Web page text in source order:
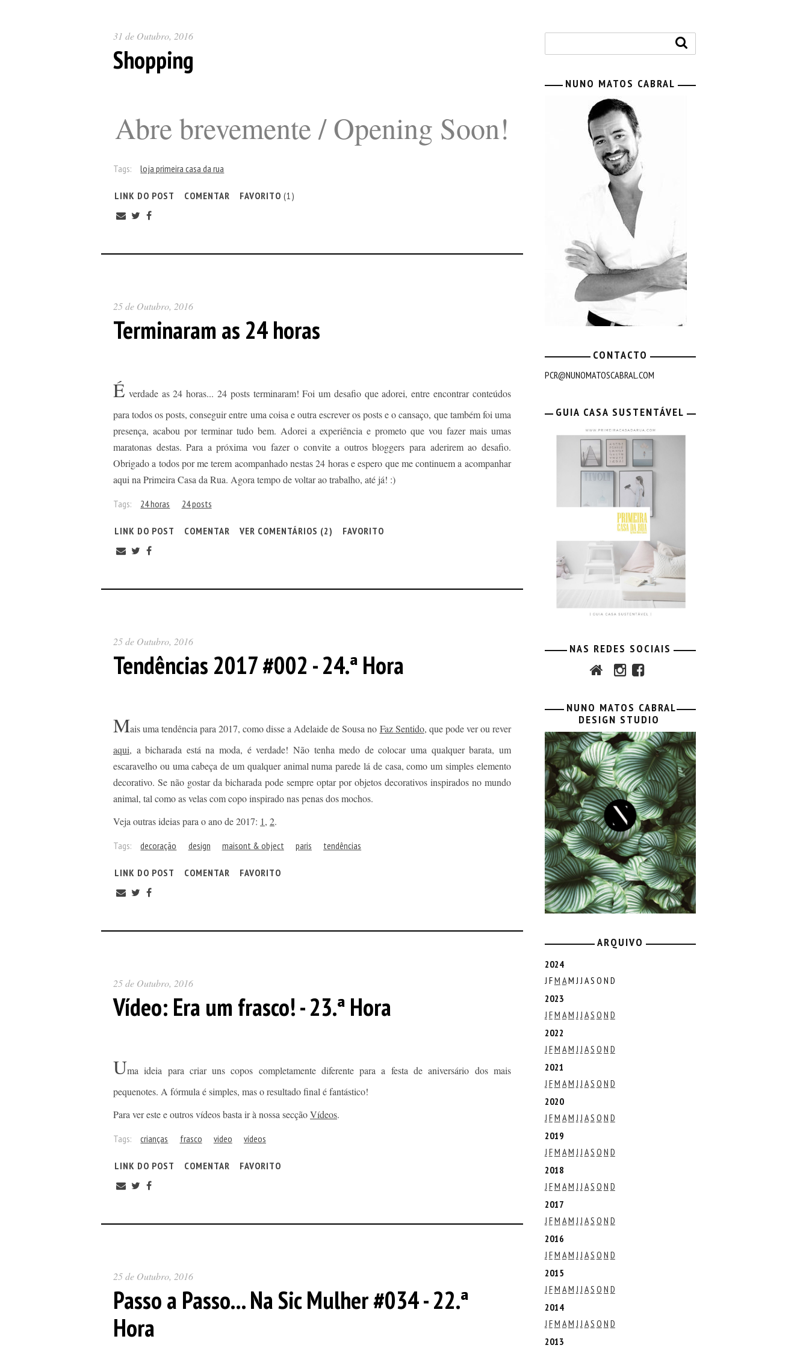
31 de Outubro, 2016
Shopping
Abre brevemente / Opening Soon!
Tags: loja primeira casa da rua
LINK DO POST COMENTAR FAVORITO (1)
25 de Outubro, 2016
Terminaram as 24 horas
É verdade as 24 horas... 24 posts terminaram! Foi um desafio que adorei, entre encontrar conteúdos
para todos os posts, conseguir entre uma coisa e outra escrever os posts e o cansaço, que também foi uma
presença, acabou por terminar tudo bem. Adorei a experiência e prometo que vou fazer mais umas
maratonas destas. Para a próxima vou fazer o convite a outros bloggers para aderirem ao desafio.
Obrigado a todos por me terem acompanhado nestas 24 horas e espero que me continuem a acompanhar
aqui na Primeira Casa da Rua. Agora tempo de voltar ao trabalho, até já! :)
Tags: 24 horas 24 posts
LINK DO POST COMENTAR VER COMENTÁRIOS (2) FAVORITO
25 de Outubro, 2016
Tendências 2017 #002 - 24.ª Hora
Mais uma tendência para 2017, como disse a Adelaide de Sousa no Faz Sentido, que pode ver ou rever
aqui, a bicharada está na moda, é verdade! Não tenha medo de colocar uma qualquer barata, um
escaravelho ou uma cabeça de um qualquer animal numa parede lá de casa, como um simples elemento
decorativo. Se não gostar da bicharada pode sempre optar por objetos decorativos inspirados no mundo
animal, tal como as velas com copo inspirado nas penas dos mochos.
Veja outras ideias para o ano de 2017: 1, 2.
Tags: decoração design maisont & object paris tendências
LINK DO POST COMENTAR FAVORITO
25 de Outubro, 2016
Vídeo: Era um frasco! - 23.ª Hora
Uma ideia para criar uns copos completamente diferente para a festa de aniversário dos mais
pequenotes. A fórmula é simples, mas o resultado final é fantástico!
Para ver este e outros vídeos basta ir à nossa secçãoVídeos.
Tags: crianças frasco video vídeos
LINK DO POST COMENTAR FAVORITO
25 de Outubro, 2016
Passo a Passo... Na Sic Mulher #034 - 22.ª
Hora
NUNO MATOS CABRAL
CONTACTO
PCR@NUNOMATOSCABRAL.COM
GUIA CASA SUSTENTÁVEL
NAS REDES SOCIAIS
NUNO MATOS CABRAL
DESIGN STUDIO
ARQUIVO
2024
J FM AM J J AS O N D
2023
J FM AM J J AS O N D
2022
J FM AM J J AS O N D
2021
J FM AM J J AS O N D
2020
J FM AM J J AS O N D
2019
J FM AM J J AS O N D
2018
J FM AM J J AS O N D
2017
J FM AM J J AS O N D
2016
J FM AM J J AS O N D
2015
J FM AM J J AS O N D
2014
J FM AM J J AS O N D
2013